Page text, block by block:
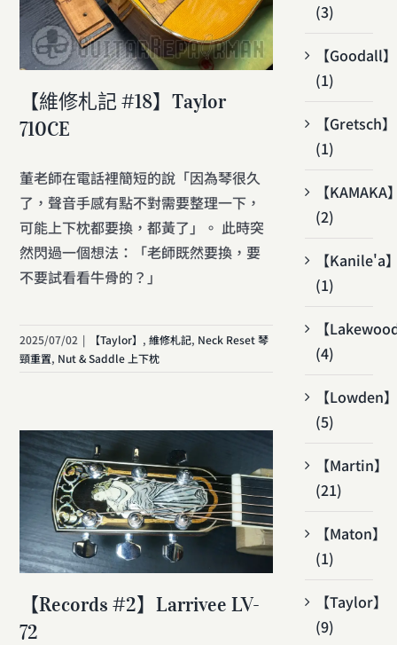
【維修札記 #18】Taylor
710CE
董老師在電話裡簡短的說「因為琴很久
了，聲音手感有點不對需要整理一下，
可能上下枕都要換，都黃了」。 此時突
然閃過一個想法：「老師既然要換，要
不要試看看牛骨的？」
2025/07/02 | 【Taylor】 , 維修札記, Neck Reset 琴
頸重置, Nut & Saddle 上下枕
【Records #2】Larrivee LV-
72
(3)
【Goodall】
(1)
【Gretsch】
(1)
【KAMAKA
(2)
【Kanile'a
(1)
【
(4)
【Lowden
(5)
【Martin】
(21)
【Maton】
(1)
【Taylor】
(9)